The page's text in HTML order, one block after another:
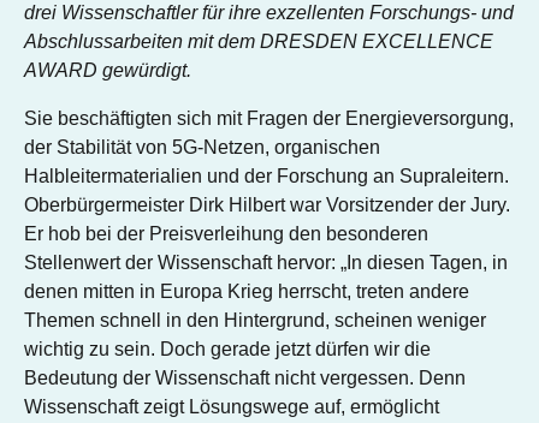
drei Wissenschaftler für ihre exzellenten Forschungs- und
Abschlussarbeiten mit dem DRESDEN EXCELLENCE
AWARD gewürdigt.
Sie beschäftigten sich mit Fragen der Energieversorgung,
der Stabilität von 5G-Netzen, organischen
Halbleitermaterialien und der Forschung an Supraleitern.
Oberbürgermeister Dirk Hilbert war Vorsitzender der Jury.
Er hob bei der Preisverleihung den besonderen
Stellenwert der Wissenschaft hervor: „In diesen Tagen, in
denen mitten in Europa Krieg herrscht, treten andere
Themen schnell in den Hintergrund, scheinen weniger
wichtig zu sein. Doch gerade jetzt dürfen wir die
Bedeutung der Wissenschaft nicht vergessen. Denn
Wissenschaft zeigt Lösungswege auf, ermöglicht